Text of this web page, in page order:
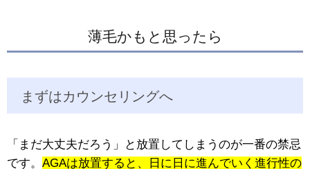
薄毛かもと思ったら
まずはカウンセリングへ
「まだ大丈夫だろう」と放置してしまうのが一番の禁忌
です。 AGAは放置すると、日に日に進んでいく進行性の